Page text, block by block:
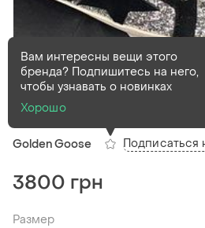
В наличии1 шт
Трендовые кеды
Golden Goose
Вам интересны вещи этого
бренда? Подпишитесь на него,
чтобы узнавать о новинках
Хорошо
Подписаться
3800 грн
Размер